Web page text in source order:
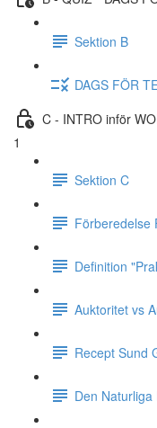
Sektion B
DAGS FÖR
C - INTRO inför
1
Sektion C
Förberedelse
Definition
Auktoritet vs
Recept Sund
Den